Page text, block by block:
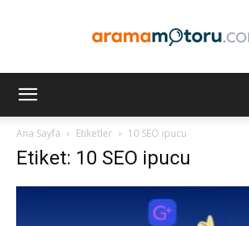
Ana Sayfa Etiketler 10 SEO ipucu
Etiket: 10 SEO ipucu